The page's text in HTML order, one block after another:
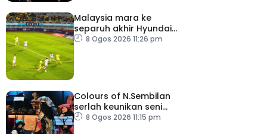
Malaysia mara ke
separuh akhir Hyundai
ASEAN Cup
8 Ogos 2026 11:26 pm
Colours of N.Sembilan
serlah keunikan seni
budaya negeri beradat
8 Ogos 2026 11:15 pm